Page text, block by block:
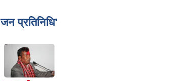
जन प्रतिनिधि'